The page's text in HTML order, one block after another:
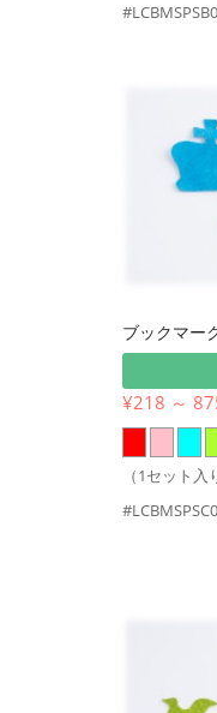
ブックマー
¥218 ～
（1セット入